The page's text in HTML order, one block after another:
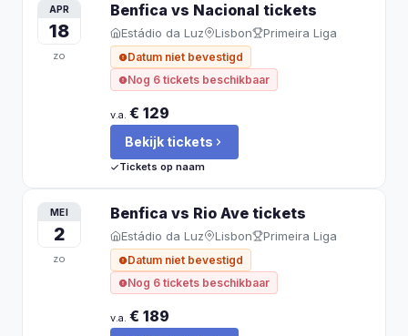
APR
18
zo
Benfica vs Nacional tickets
Estádio da Luz Lisbon Primeira Liga
Datum niet bevestigd
Nog 6 tickets beschikbaar
v.a. € 129
Bekijk tickets
Tickets op naam
MEI
2
zo
Benfica vs Rio Ave tickets
Estádio da Luz Lisbon Primeira Liga
Datum niet bevestigd
Nog 6 tickets beschikbaar
v.a. € 189